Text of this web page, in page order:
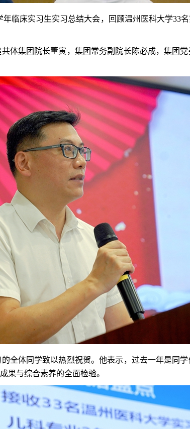
年临床实习生实习总结大会，回顾温州医科大学33
体集团院长董寅，集团常务副院长陈必成，集团
全体同学致以热烈祝贺。他表示，过去一年是同
果与综合素养的全面检验。